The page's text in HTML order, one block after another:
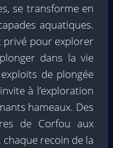
se transforme en
aquatiques.
privé pour explorer
dans la vie
de plongée
à l’exploration
hameaux. Des
de Corfou aux
chaque recoin de la